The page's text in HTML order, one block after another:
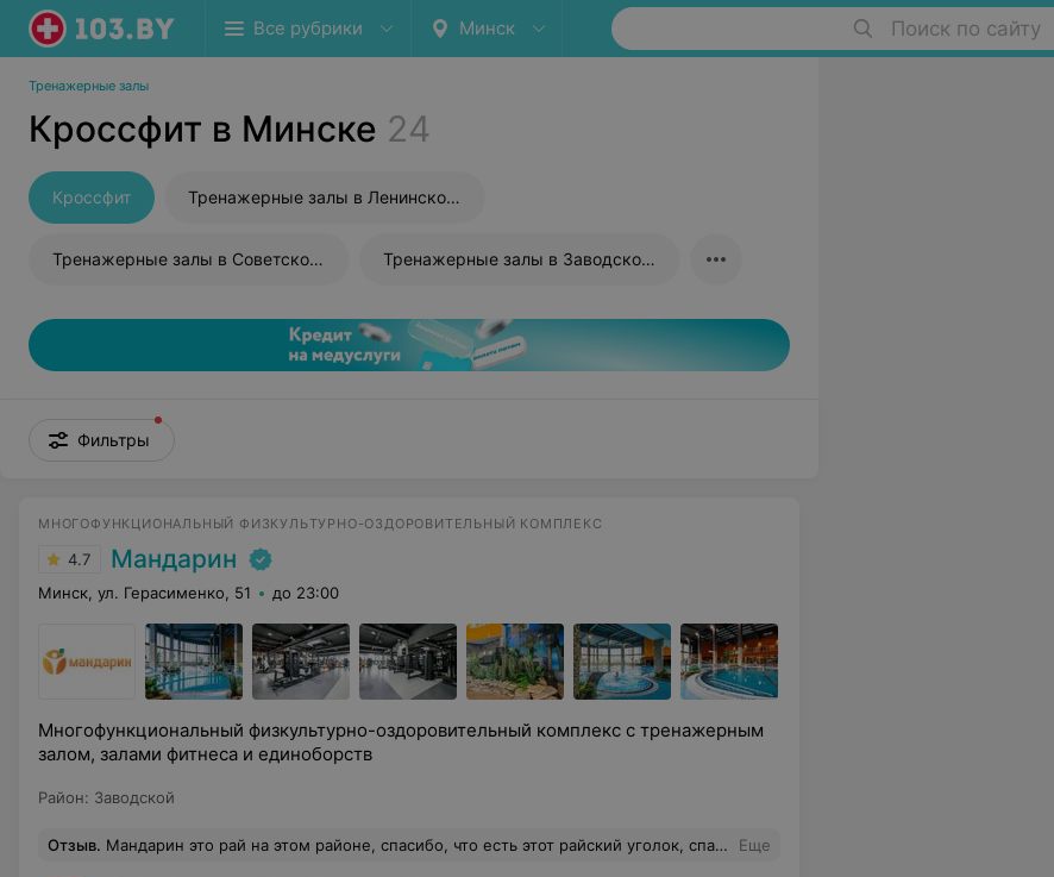
Все рубрики Минск Поиск по сайту
Тренажерные залы
Кроссфит в Минске 24
Кроссфит Тренажерные залы в Ленинском районе
Тренажерные залы в Советском районе Тренажерные залы в Заводском районе
Фильтры
МНОГОФУНКЦИОНАЛЬНЫЙ ФИЗКУЛЬТУРНО-ОЗДОРОВИТЕЛЬНЫЙ КОМПЛЕКС
4.7 Мандарин
Минск, ул. Герасименко, 51 до 23:00
Многофункциональный физкультурно-оздоровительный комплекс с тренажерным
залом, залами фитнеса и единоборств
Район: Заводской
Отзыв. Мандарин это рай на этом районе, спасибо, что есть этот райский уголок, спасибо за сервис , за хорошее времяпровождение. С детьми тоже хорошо туда ходить ! Еще